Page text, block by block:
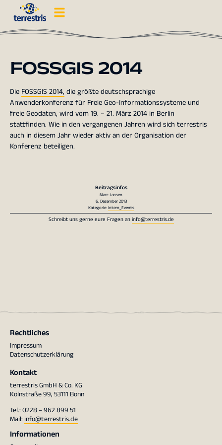
FOSSGIS 2014
Die FOSSGIS 2014, die größte deutschsprachige
Anwenderkonferenz für Freie Geo-Informationssysteme und
freie Geodaten, wird vom 19. – 21. März 2014 in Berlin
stattfinden. Wie in den vergangenen Jahren wird sich terrestris
auch in diesem Jahr wieder aktiv an der Organisation der
Konferenz beteiligen.
Beitragsinfos
Marc Jansen
6. Dezember 2013
Kategorie:Intern_Events
Schreibt uns gerne eure Fragen aninfo@terrestris.de
Rechtliches
Impressum
Datenschutzerklärung
Kontakt
terrestris GmbH & Co. KG
Kölnstraße 99, 53111 Bonn
Tel.: 0228 – 962 899 51
Mail: info@terrestris.de
Informationen